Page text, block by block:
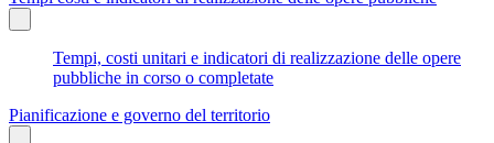
Tempi, costi unitari e indicatori di realizzazione delle opere
pubbliche in corso o completate
Pianificazione e governo del territorio